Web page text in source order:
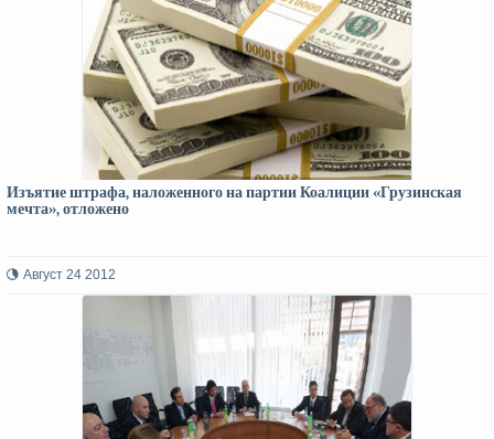
Изъятие штрафа, наложенного на партии Коалиции «Грузинская
мечта», отложено
Август 24 2012